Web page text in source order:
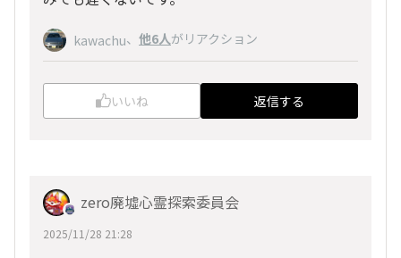
kawachu、 他6人がリアクション
いいね 返信する
zero廃墟心霊探索委員会
2025/11/28 21:28